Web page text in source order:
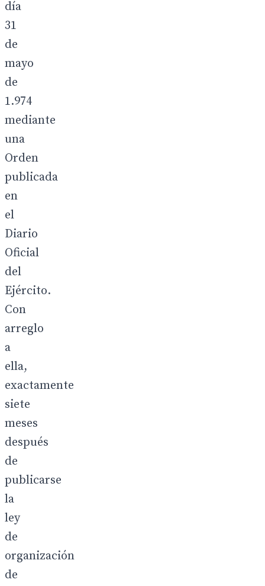
día
31
de
mayo
de
1.974
mediante
una
Orden
publicada
en
el
Diario
Oficial
del
Ejército.
Con
arreglo
a
ella,
exactamente
siete
meses
después
de
publicarse
la
ley
de
organización
de